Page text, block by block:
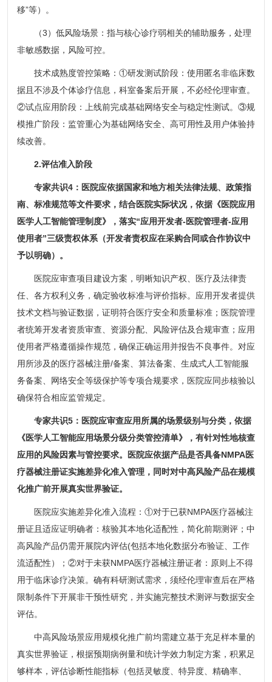
移”等）。
（3）低风险场景：指与核心诊疗弱相关的辅助服务，处理
非敏感数据，风险可控。
技术成熟度管控策略：①研发测试阶段：使用匿名非临床数
据且不涉及个体诊疗信息，科室备案后开展，不必经伦理审查。
②试点应用阶段：上线前完成基础网络安全与稳定性测试。③规
模推广阶段：监管重心为基础网络安全、高可用性及用户体验持
续改善。
2.评估准入阶段
专家共识4：医院应依据国家和地方相关法律法规、政策指
南、标准规范等文件要求，结合医院实际状况，依据《医院应用
医学人工智能管理制度》，落实“应用开发者-医院管理者-应用
使用者”三级责权体系（开发者责权应在采购合同或合作协议中
予以明确）。
医院应审查项目建设方案，明晰知识产权、医疗及法律责
任、各方权利义务，确定验收标准与评价指标。应用开发者提供
技术文档与验证数据，证明符合医疗安全和质量标准；医院管理
者统筹开发者资质审查、资源分配、风险评估及合规审查；应用
使用者严格遵循操作规范，确保正确运用并报告不良事件。对应
用所涉及的医疗器械注册/备案、算法备案、生成式人工智能服
务备案、网络安全等级保护等专项合规要求，医院应同步核验以
确保符合相应监管规定。
专家共识5：医院应审查应用所属的场景级别与分类，依据
《医学人工智能应用场景分级分类管控清单》，有针对性地核查
应用的风险因素与管控要求。医院应依据产品是否具备NMPA医
疗器械注册证实施差异化准入管理，同时对中高风险产品在规模
化推广前开展真实世界验证。
医院应实施差异化准入流程：①对于已获NMPA医疗器械注
册证且适应证明确者：核验其本地化适配性，简化前期测评；中
高风险产品仍需开展院内评估(包括本地化数据分布验证、工作
流适配性）；②对于未获NMPA医疗器械注册证者：原则上不得
用于临床诊疗决策。确有科研测试需求，须经伦理审查后在严格
限制条件下开展非干预性研究，并实施完整技术测评与数据安全
评估。
中高风险场景应用规模化推广前均需建立基于充足样本量的
真实世界验证，根据预期病例量和统计学效力制定方案，积累足
够样本，评估诊断性能指标（包括灵敏度、特异度、精确率、